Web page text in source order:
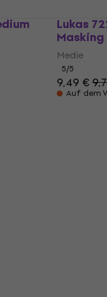
Lukas
Masking
Medie
5/5
9,49 €
Auf dem